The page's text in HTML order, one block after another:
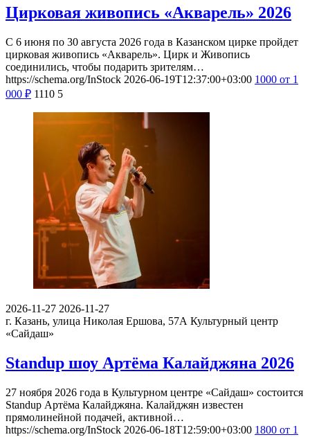
Цирковая живопись «Акварель» 2026
С 6 июня по 30 августа 2026 года в Казанском цирке пройдет
цирковая живопись «Акварель». Цирк и Живопись
соединились, чтобы подарить зрителям…
https://schema.org/InStock 2026-06-19T12:37:00+03:00 1000 от 1
000 ₽ 1110 5
2026-11-27 2026-11-27
г. Казань, улица Николая Ершова, 57А Культурный центр
«Сайдаш»
Standup шоу Артёма Калайджяна 2026
27 ноября 2026 года в Культурном центре «Сайдаш» состоится
Standup Артёма Калайджяна. Калайджян известен
прямолинейной подачей, активной…
https://schema.org/InStock 2026-06-18T12:59:00+03:00 1800 от 1